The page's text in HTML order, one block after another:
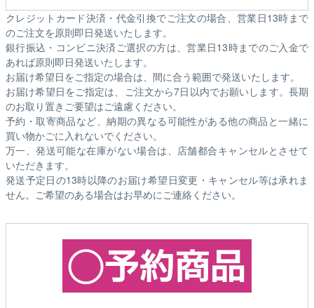
クレジットカード決済・代金引換でご注文の場合、営業日13時まで
のご注文を原則即日発送いたします。
銀行振込・コンビニ決済ご選択の方は、営業日13時までのご入金で
あれば原則即日発送いたします。
お届け希望日をご指定の場合は、間に合う範囲で発送いたします。
お届け希望日をご指定は、ご注文から7日以内でお願いします。長期
のお取り置きご要望はご遠慮ください。
予約・取寄商品など、納期の異なる可能性がある他の商品と一緒に
買い物かごに入れないでください。
万一、発送可能な在庫がない場合は、店舗都合キャンセルとさせて
いただきます。
発送予定日の13時以降のお届け希望日変更・キャンセル等は承れま
せん。ご希望のある場合はお早めにご連絡ください。